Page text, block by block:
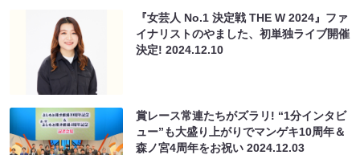
『女芸人 No.1 決定戦 THE W 2024』ファ
イナリストのやました、初単独ライブ開催
決定!2024.12.10
賞レース常連たちがズラリ! “1分インタビ
ュー”も大盛り上がりでマンゲキ10周年＆
森ノ宮4周年をお祝い2024.12.03